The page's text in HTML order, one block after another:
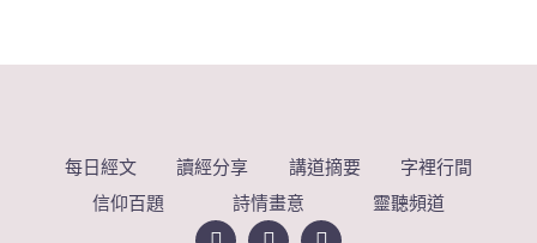
每日經文 讀經分享 講道摘要
字裡行間
信仰百題
詩情畫意 靈聽頻道